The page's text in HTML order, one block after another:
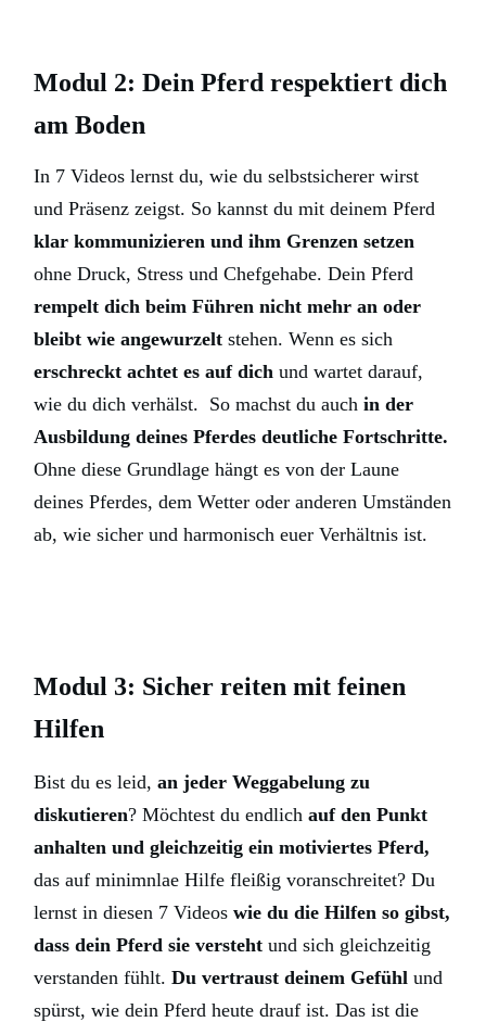
Modul 2: Dein Pferd respektiert dich
am Boden
In 7 Videos lernst du, wie du selbstsicherer wirst
und Präsenz zeigst. So kannst du mit deinem Pferd
klar kommunizieren und ihm Grenzen setzen
ohne Druck, Stress und Chefgehabe. Dein Pferd
rempelt dich beim Führen nicht mehr an oder
bleibt wie angewurzelt stehen. Wenn es sich
erschreckt achtet es auf dich und wartet darauf,
wie du dich verhälst. So machst du auch in der
Ausbildung deines Pferdes deutliche Fortschritte.
Ohne diese Grundlage hängt es von der Laune
deines Pferdes, dem Wetter oder anderen Umständen
ab, wie sicher und harmonisch euer Verhältnis ist.
Modul 3: Sicher reiten mit feinen
Hilfen
Bist du es leid, an jeder Weggabelung zu
diskutieren? Möchtest du endlich auf den Punkt
anhalten und gleichzeitig ein motiviertes Pferd,
das auf minimnlae Hilfe fleißig voranschreitet? Du
lernst in diesen 7 Videos wie du die Hilfen so gibst,
dass dein Pferd sie versteht und sich gleichzeitig
verstanden fühlt. Du vertraust deinem Gefühl und
spürst, wie dein Pferd heute drauf ist. Das ist die